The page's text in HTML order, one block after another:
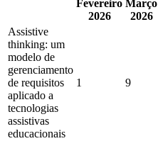
Fevereiro
2026
Março
2026
Assistive
thinking: um
modelo de
gerenciamento
de requisitos
aplicado a
tecnologias
assistivas
educacionais
1 9